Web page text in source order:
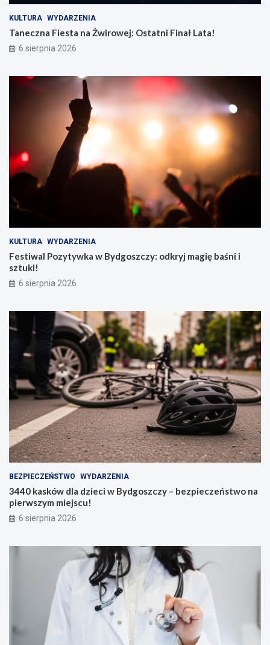
KULTURA WYDARZENIA
Taneczna Fiesta na Żwirowej: Ostatni Finał Lata!
6 sierpnia 2026
KULTURA WYDARZENIA
Festiwal Pozytywka w Bydgoszczy: odkryj magię baśni i
sztuki!
6 sierpnia 2026
BEZPIECZEŃSTWO WYDARZENIA
3440 kasków dla dzieci w Bydgoszczy – bezpieczeństwo na
pierwszym miejscu!
6 sierpnia 2026